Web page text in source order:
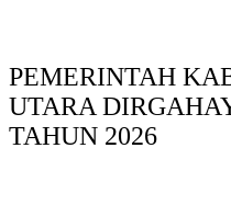
PEMERINTAH
UTARA
TAHUN 2026